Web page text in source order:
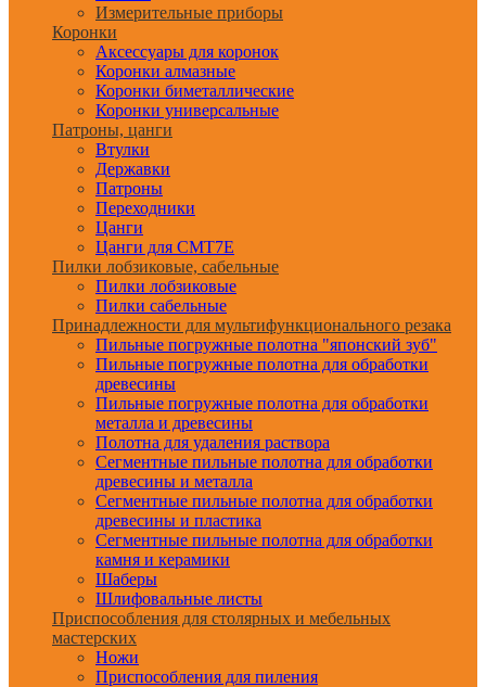
Измерительные приборы
Коронки
Аксессуары для коронок
Коронки алмазные
Коронки биметаллические
Коронки универсальные
Патроны, цанги
Втулки
Державки
Патроны
Переходники
Цанги
Цанги для CMT7E
Пилки лобзиковые, сабельные
Пилки лобзиковые
Пилки сабельные
Принадлежности для мультифункционального резака
Пильные погружные полотна "японский зуб"
Пильные погружные полотна для обработки
древесины
Пильные погружные полотна для обработки
металла и древесины
Полотна для удаления раствора
Сегментные пильные полотна для обработки
древесины и металла
Сегментные пильные полотна для обработки
древесины и пластика
Сегментные пильные полотна для обработки
камня и керамики
Шаберы
Шлифовальные листы
Приспособления для столярных и мебельных
мастерских
Ножи
Приспособления для пиления